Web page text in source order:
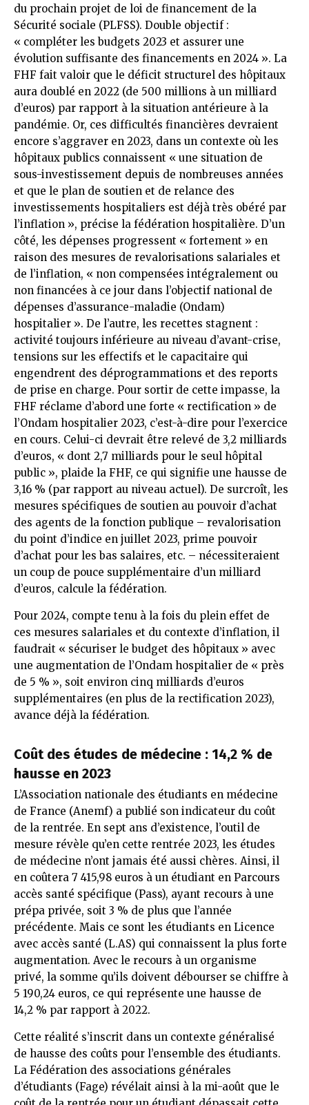
du prochain projet de loi de financement de la
Sécurité sociale (PLFSS). Double objectif :
« compléter les budgets 2023 et assurer une
évolution suffisante des financements en 2024 ». La
FHF fait valoir que le déficit structurel des hôpitaux
aura doublé en 2022 (de 500 millions à un milliard
d’euros) par rapport à la situation antérieure à la
pandémie. Or, ces difficultés financières devraient
encore s’aggraver en 2023, dans un contexte où les
hôpitaux publics connaissent « une situation de
sous-investissement depuis de nombreuses années
et que le plan de soutien et de relance des
investissements hospitaliers est déjà très obéré par
l’inflation », précise la fédération hospitalière. D’un
côté, les dépenses progressent « fortement » en
raison des mesures de revalorisations salariales et
de l’inflation, « non compensées intégralement ou
non financées à ce jour dans l’objectif national de
dépenses d’assurance-maladie (Ondam)
hospitalier ». De l’autre, les recettes stagnent :
activité toujours inférieure au niveau d’avant-crise,
tensions sur les effectifs et le capacitaire qui
engendrent des déprogrammations et des reports
de prise en charge. Pour sortir de cette impasse, la
FHF réclame d’abord une forte « rectification » de
l’Ondam hospitalier 2023, c’est-à-dire pour l’exercice
en cours. Celui-ci devrait être relevé de 3,2 milliards
d’euros, « dont 2,7 milliards pour le seul hôpital
public », plaide la FHF, ce qui signifie une hausse de
3,16 % (par rapport au niveau actuel). De surcroît, les
mesures spécifiques de soutien au pouvoir d’achat
des agents de la fonction publique – revalorisation
du point d’indice en juillet 2023, prime pouvoir
d’achat pour les bas salaires, etc. – nécessiteraient
un coup de pouce supplémentaire d’un milliard
d’euros, calcule la fédération.
Pour 2024, compte tenu à la fois du plein effet de
ces mesures salariales et du contexte d’inflation, il
faudrait « sécuriser le budget des hôpitaux » avec
une augmentation de l’Ondam hospitalier de « près
de 5 % », soit environ cinq milliards d’euros
supplémentaires (en plus de la rectification 2023),
avance déjà la fédération.
Coût des études de médecine : 14,2 % de
hausse en 2023
L’Association nationale des étudiants en médecine
de France (Anemf) a publié son indicateur du coût
de la rentrée. En sept ans d’existence, l’outil de
mesure révèle qu’en cette rentrée 2023, les études
de médecine n’ont jamais été aussi chères. Ainsi, il
en coûtera 7 415,98 euros à un étudiant en Parcours
accès santé spécifique (Pass), ayant recours à une
prépa privée, soit 3 % de plus que l’année
précédente. Mais ce sont les étudiants en Licence
avec accès santé (L.AS) qui connaissent la plus forte
augmentation. Avec le recours à un organisme
privé, la somme qu’ils doivent débourser se chiffre à
5 190,24 euros, ce qui représente une hausse de
14,2 % par rapport à 2022.
Cette réalité s’inscrit dans un contexte généralisé
de hausse des coûts pour l’ensemble des étudiants.
La Fédération des associations générales
d’étudiants (Fage) révélait ainsi à la mi-août que le